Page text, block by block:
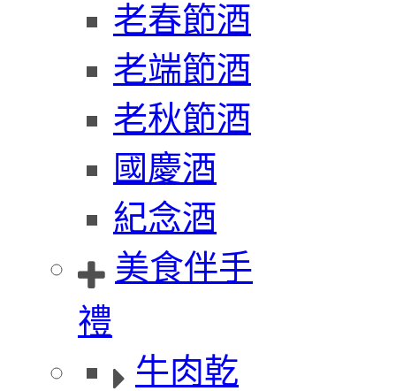
老春節酒
老端節酒
老秋節酒
國慶酒
紀念酒
美食伴手
禮
牛肉乾